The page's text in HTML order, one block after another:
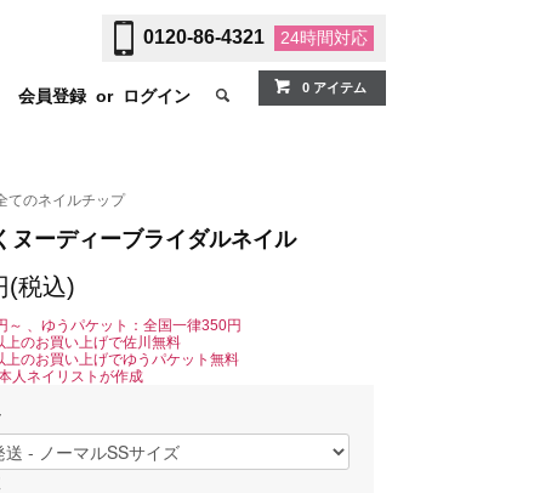
0120-86-4321 24時間対応
会員登録 or ログイン 0 アイテム
てのネイルチップ
ヌーディーブライダルネイル
(税込)
～ 、ゆうパケット：全国一律350円
のお買い上げで佐川無料
のお買い上げでゆうパケット無料
人ネイリストが作成